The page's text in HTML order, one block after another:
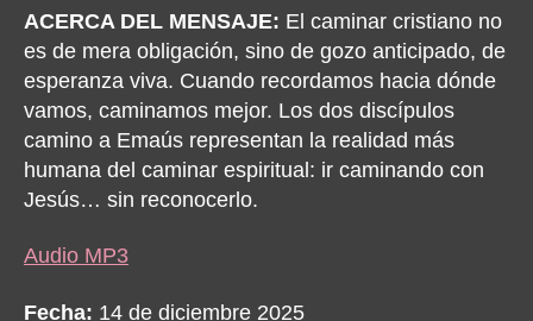
ACERCA DEL MENSAJE: El caminar cristiano no
es de mera obligación, sino de gozo anticipado, de
esperanza viva. Cuando recordamos hacia dónde
vamos, caminamos mejor. Los dos discípulos
camino a Emaús representan la realidad más
humana del caminar espiritual: ir caminando con
Jesús… sin reconocerlo.
Audio MP3
Fecha: 14 de diciembre 2025